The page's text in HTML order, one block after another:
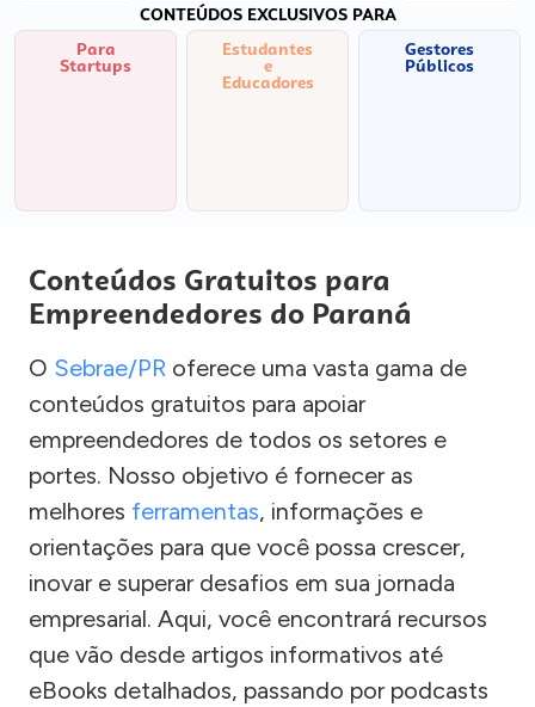
CONTEÚDOS EXCLUSIVOS PARA
Para
Startups
Estudantes
e
Educadores
Gestores
Públicos
Conteúdos Gratuitos para
Empreendedores do Paraná
O Sebrae/PR oferece uma vasta gama de
conteúdos gratuitos para apoiar
empreendedores de todos os setores e
portes. Nosso objetivo é fornecer as
melhores ferramentas, informações e
orientações para que você possa crescer,
inovar e superar desafios em sua jornada
empresarial. Aqui, você encontrará recursos
que vão desde artigos informativos até
eBooks detalhados, passando por podcasts